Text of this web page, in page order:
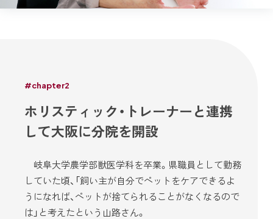
#chapter2
ホリスティック・トレーナーと連携
して大阪に分院を開設
岐阜大学農学部獣医学科を卒業。県職員として勤務
していた頃、「飼い主が自分でペットをケアできるよ
うになれば、ペットが捨てられることがなくなるので
は」と考えたという山路さん。